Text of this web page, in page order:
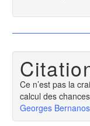
Ce n’est pas la
calcul des
Georges Bernanos